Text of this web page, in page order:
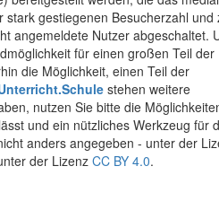
gestiegenen Besucherzahl und
angemeldete Nutzer abgeschaltet.
für einen großen Teil der
die Möglichkeit, einen Teil der
stehen weitere
nutzen Sie bitte die
und ein nützliches Werkzeug für
anders angegeben - unter der
der Lizenz CC BY 4.0.